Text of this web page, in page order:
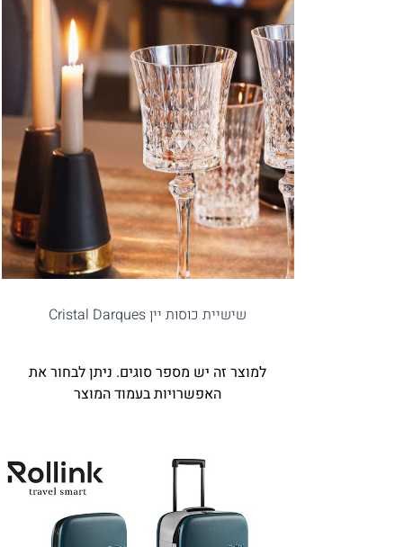
שישיית כוסות יין Cristal Darques
למוצר זה יש מספר סוגים. ניתן לבחור את
האפשרויות בעמוד המוצר